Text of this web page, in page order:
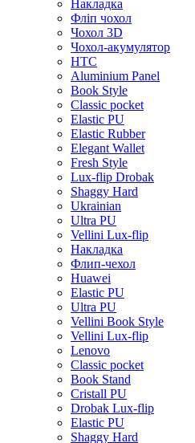
Накладка
Фліп чохол
Чохол 3D
Чохол-акумулятор
HTC
Aluminium Panel
Book Style
Classic pocket
Elastic PU
Elastic Rubber
Elegant Wallet
Fresh Style
Lux-flip Drobak
Shaggy Hard
Ukrainian
Ultra PU
Vellini Lux-flip
Накладка
Флип-чехол
Huawei
Elastic PU
Ultra PU
Vellini Book Style
Vellini Lux-flip
Lenovo
Classic pocket
Book Stand
Cristall PU
Drobak Lux-flip
Elastic PU
Shaggy Hard